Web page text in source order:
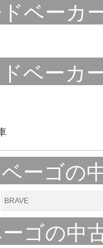
ベーカ
ベーカ
ーゴの
BRAVE
ゴの中